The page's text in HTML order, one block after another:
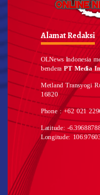
Alamat Redaksi
OLNews Indonesia
benderaPT Media
Metland Transyogi
16820
Phone : +62 021
Latitude: -
Longitude: